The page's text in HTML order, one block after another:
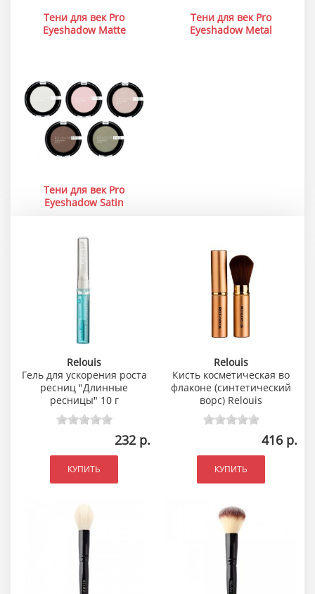
Тени для век Pro
Eyeshadow Matte
Тени для век Pro
Eyeshadow Metal
Тени для век Pro
Eyeshadow Satin
Relouis
Гель для ускорения роста
ресниц "Длинные
ресницы" 10 г
232 р.
КУПИТЬ
Relouis
Кисть косметическая во
флаконе (синтетический
ворс) Relouis
416 р.
КУПИТЬ